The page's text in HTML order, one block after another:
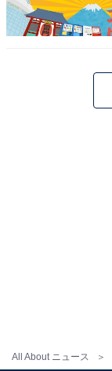
All About ニュース